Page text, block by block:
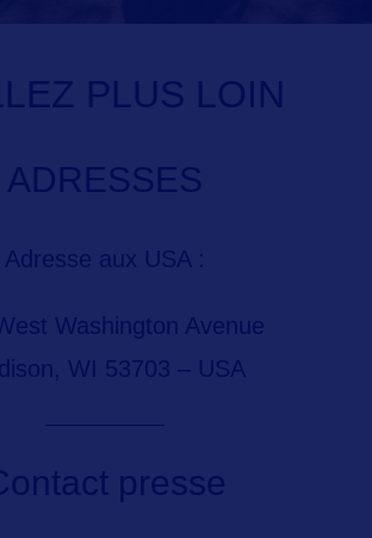
PLUS LOIN
ADRESSES
Adresse aux USA :
Washington Avenue
WI 53703 – USA
presse